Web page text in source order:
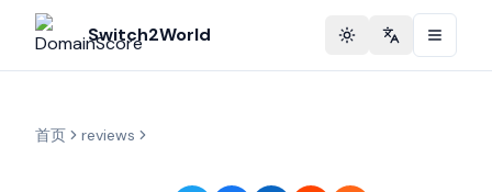
Switch2World Toggle theme
Change
首页 reviews